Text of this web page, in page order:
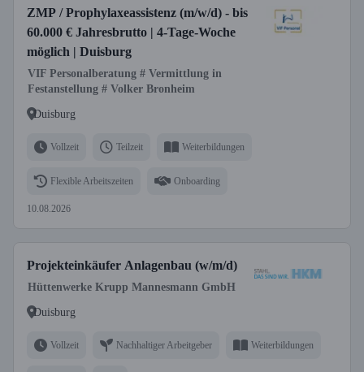
ZMP / Prophylaxeassistenz (m/w/d) - bis
60.000 € Jahresbrutto | 4-Tage-Woche
möglich | Duisburg
VIF Personalberatung # Vermittlung in
Festanstellung # Volker Bronheim
Duisburg
Vollzeit Teilzeit Weiterbildungen
Flexible Arbeitszeiten Onboarding
10.08.2026
Projekteinkäufer Anlagenbau (w/m/d)
Hüttenwerke Krupp Mannesmann GmbH
Duisburg
Vollzeit Nachhaltiger Arbeitgeber Weiterbildungen